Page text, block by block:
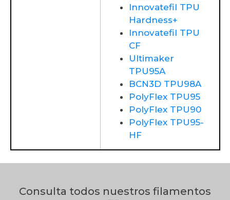
Innovatefil TPU
Hardness+
Innovatefil TPU
CF
Ultimaker
TPU95A
BCN3D TPU98A
PolyFlex TPU95
PolyFlex TPU90
PolyFlex TPU95-
HF
Consulta todos nuestros filamentos